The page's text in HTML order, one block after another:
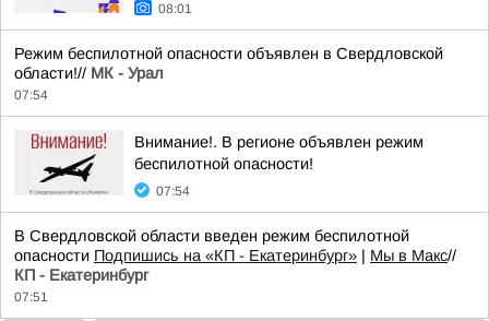
08:01
Режим беспилотной опасности объявлен в Свердловской
области!// МК - Урал
07:54
Внимание!. В регионе объявлен режим
беспилотной опасности!
07:54
В Свердловской области введен режим беспилотной
опасности Подпишись на «КП - Екатеринбург» | Мы в Maкс//
КП - Екатеринбург
07:51